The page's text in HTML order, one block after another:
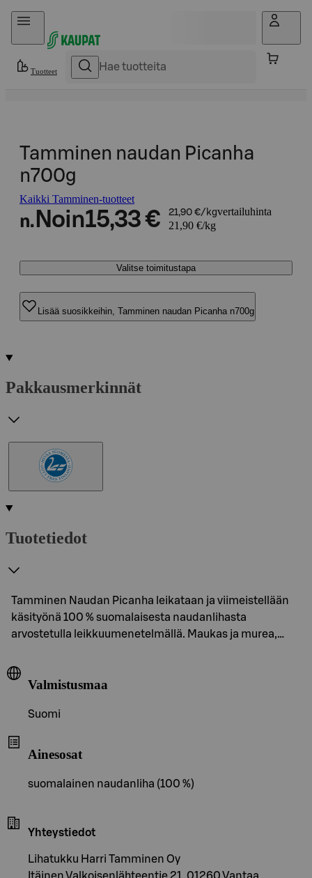
Hyppää sisältöön
Tuotteet
Tamminen naudan Picanha
n700g
Kaikki Tamminen-tuotteet
n. Noin15,33 € 21,90 €/kgvertailuhinta
21,90 €/kg
Valitse toimitustapa
Lisää suosikkeihin, Tamminen naudan Picanha n700g
Pakkausmerkinnät
Tuotetiedot
Tamminen Naudan Picanha leikataan ja viimeistellään
käsityönä 100 % suomalaisesta naudanlihasta
arvostetulla leikkuumenetelmällä. Maukas ja murea,…
Valmistusmaa
Suomi
Ainesosat
suomalainen naudanliha (100 %)
Yhteystiedot
Lihatukku Harri Tamminen Oy
Itäinen Valkoisenlähteentie 21, 01260 Vantaa